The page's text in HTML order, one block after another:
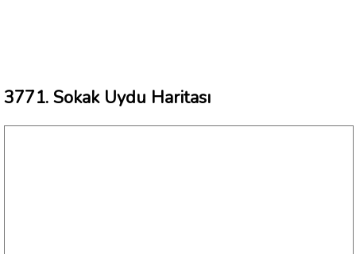
3771. Sokak Uydu Haritası